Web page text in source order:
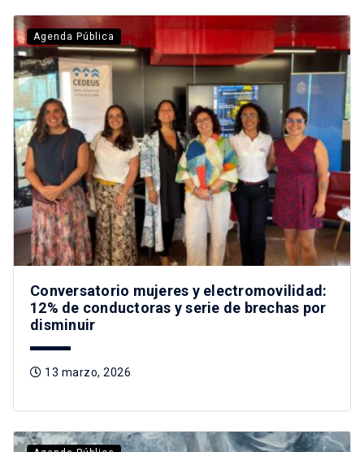
Agenda Pública
Conversatorio mujeres y electromovilidad:
12% de conductoras y serie de brechas por
disminuir
13 marzo, 2026